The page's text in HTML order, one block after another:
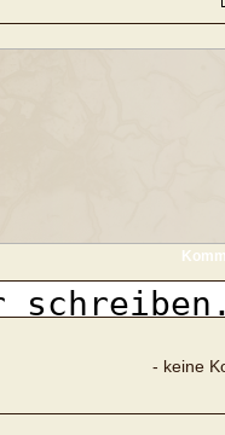
- keine